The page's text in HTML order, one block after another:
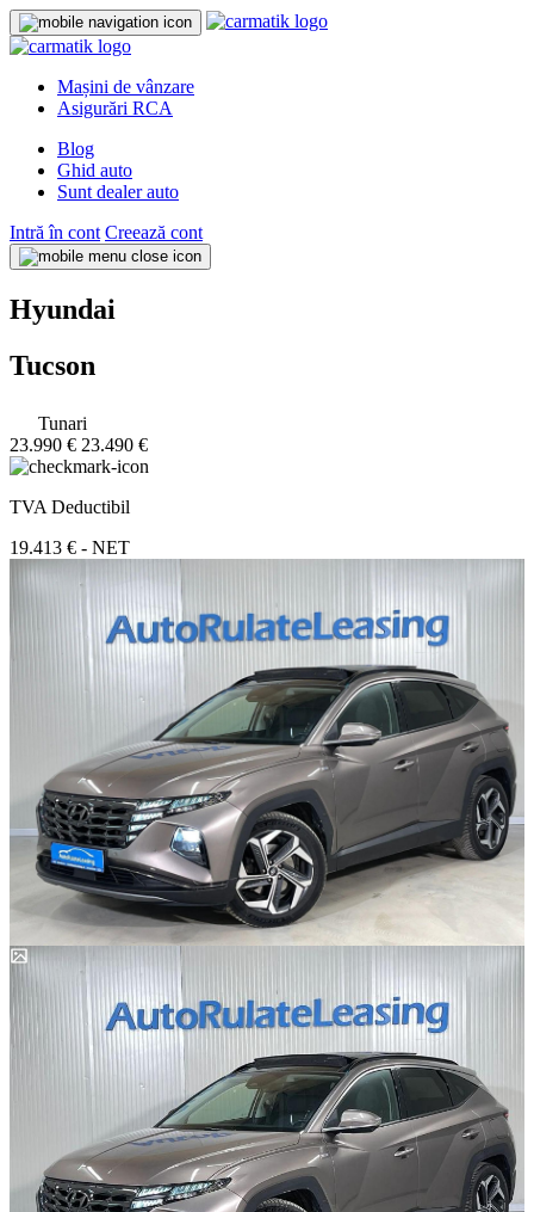
Mașini de vânzare
Asigurări RCA
Blog
Ghid auto
Sunt dealer auto
Intră în cont Creează cont
Hyundai
Tucson
Tunari
23.990 € 23.490 €
TVA Deductibil
19.413 € - NET